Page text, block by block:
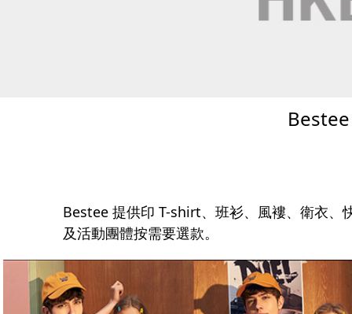
Bestee 提供印 T-shirt、班衫、風褸、衛衣、
及活動團體按需要選款。